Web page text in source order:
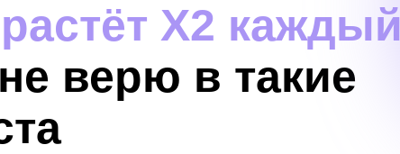
X2 каждый
верю в такие